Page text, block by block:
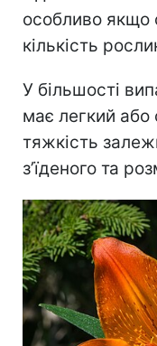
особливо якщо
кількість
У більшості
має легкий або
тяжкість
з’їденого та